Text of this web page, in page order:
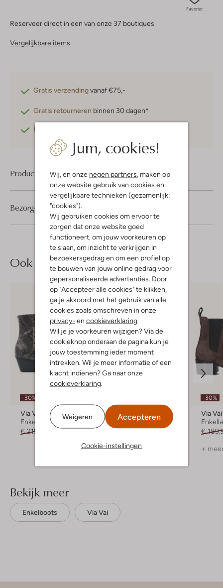
Jum, cookies!
Wij, en onze negen partners, maken op
onze website gebruik van cookies en
vergelijkbare technieken (gezamenlijk:
"cookies").
Wij gebruiken cookies om ervoor te
zorgen dat onze website goed
functioneert, om jouw voorkeuren op
te slaan, om inzicht te verkrijgen in
bezoekersgedrag en om een profiel op
te bouwen van jouw online gedrag voor
gepersonaliseerde advertenties. Door
op "Accepteer alle cookies" te klikken,
ga je akkoord met het gebruik van alle
cookies zoals omschreven in onze
privacy- en cookieverklaring.
Wil je je voorkeuren wijzigen? Via de
cookieknop onderaan de pagina kun je
jouw toestemming ieder moment
intrekken. Wil je meer informatie of een
klacht indienen? Ga naar onze
cookieverklaring.
Weigeren Accepteren
Cookie-instellingen
Favoriet
Reserveer direct in een van onze 37 boutiques
Vergelijkbare items
Gratis verzendingvanaf €75,-
Gratis retourneren binnen 30 dagen*
Betaal achteraf
Product informatie
Bezorgen & retourneren
Ook iets voor jou?
-30%
Via Vai
Enkelboots
€ 219,99
€ 153,99
Via Vai
Enkellaarsjes
€ 229,95 € 114,99
-30%
Via Vai
€
+
Bekijk meer
Enkelboots Via Vai